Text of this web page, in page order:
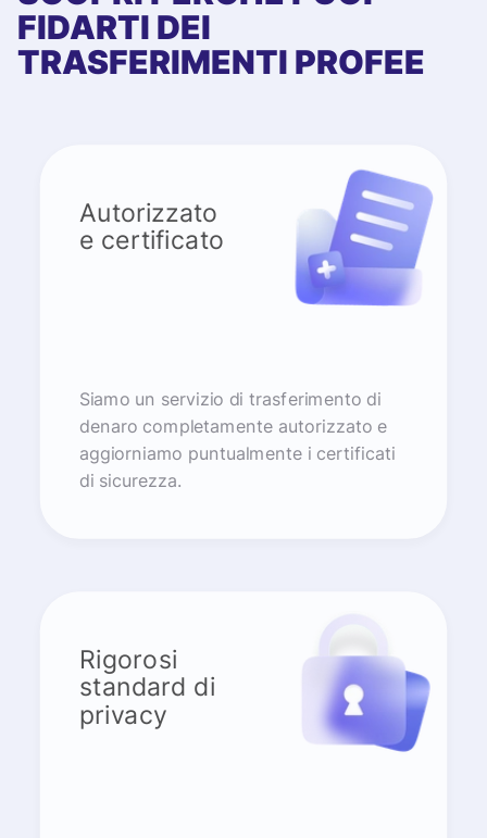
FIDARTI DEI
TRASFERIMENTI PROFEE
Autorizzato
e certificato
Siamo un servizio di trasferimento di
denaro completamente autorizzato e
aggiorniamo puntualmente i certificati
di sicurezza.
Rigorosi
standard di
privacy